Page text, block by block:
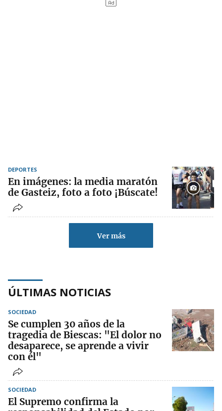
DEPORTES
En imágenes: la media maratón
de Gasteiz, foto a foto ¡Búscate!
Ver más
ÚLTIMAS NOTICIAS
SOCIEDAD
Se cumplen 30 años de la
tragedia de Biescas: "El dolor no
desaparece, se aprende a vivir
con él"
SOCIEDAD
El Supremo confirma la